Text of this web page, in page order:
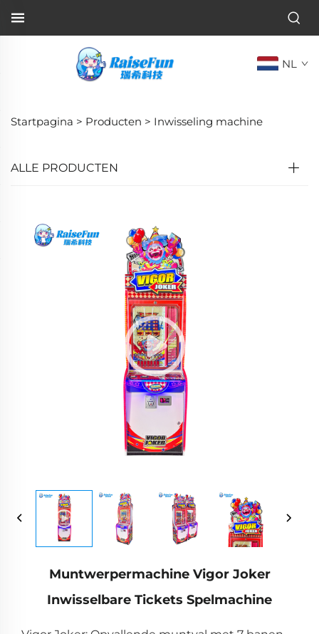
NL
Startpagina > Producten > Inwisseling machine
ALLE PRODUCTEN
Muntwerpermachine Vigor Joker
Inwisselbare Tickets Spelmachine